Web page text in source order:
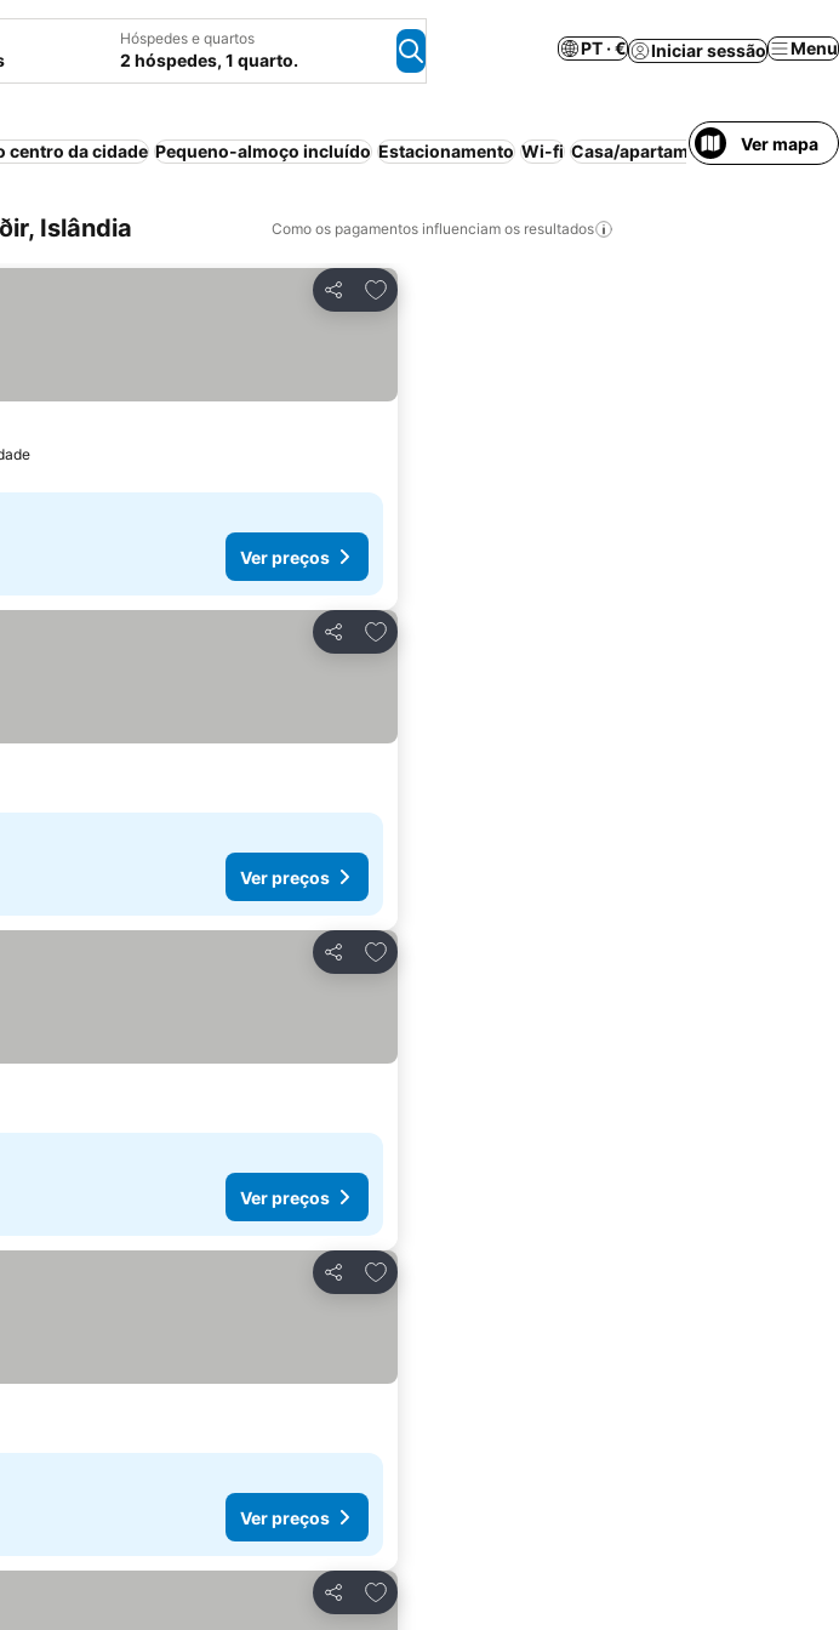
Hóspedes e quartos
2 hóspedes, 1 quarto.
PT · € Iniciar sessão Menu
centro da cidade Pequeno-almoço incluído Estacionamento Wi-fi Casa/apartamento inteiro
Ver mapa
Islândia Como os pagamentos influenciam os resultados
Partilhar
Adicionar aos favoritos
Ver preços
Partilhar
Adicionar aos favoritos
Ver preços
Partilhar
Adicionar aos favoritos
Ver preços
Partilhar
Adicionar aos favoritos
Ver preços
Partilhar
Adicionar aos favoritos